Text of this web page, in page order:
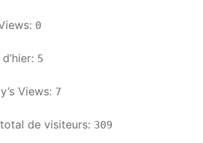
0
5
Views: 7
de visiteurs: 309